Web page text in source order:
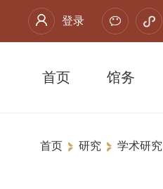
登录
首页 馆务
首页 研究 学术研究